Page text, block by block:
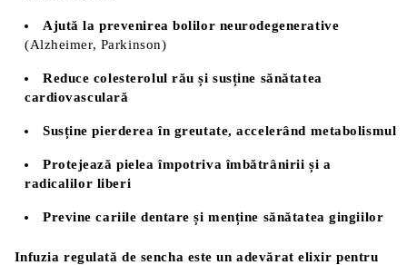
Ajută la prevenirea bolilor neurodegenerative
(Alzheimer, Parkinson)
Reduce colesterolul rău și susține sănătatea
cardiovasculară
Susține pierderea în greutate, accelerând metabolismul
Protejează pielea împotriva îmbătrânirii și a
radicalilor liberi
Previne cariile dentare și menține sănătatea gingiilor
Infuzia regulată de sencha este un adevărat elixir pentru